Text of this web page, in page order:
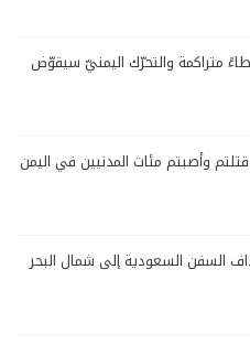
متراكمة والتحرّك اليمنيّ سيقوّض
وأصبتم مئات المدنيين في اليمن
السفن السعودية إلى شمال البحر